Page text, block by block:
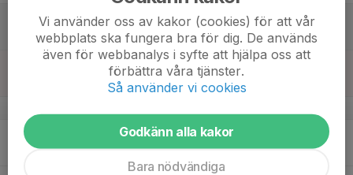
Säsongsavslutning
Hofvallen B
20
Vi använder oss av kakor (cookies) för att vår
webbplats ska fungera bra för dig. De används
även för webbanalys i syfte att hjälpa oss att
förbättra våra tjänster.
Så använder vi cookies
Godkänn alla kakor
Bara nödvändiga